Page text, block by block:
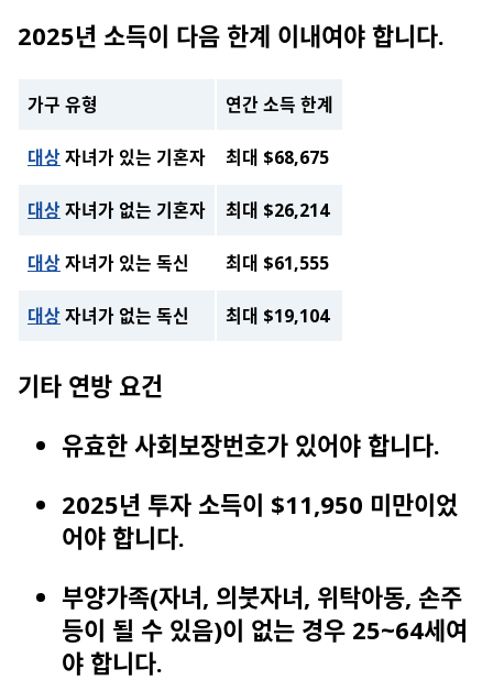
2025년 소득이 다음 한계 이내여야 합니다.
가구 유형 연간 소득 한계
대상 자녀가 있는 기혼자 최대 $68,675
대상 자녀가 없는 기혼자 최대 $26,214
대상 자녀가 있는 독신 최대 $61,555
대상 자녀가 없는 독신 최대 $19,104
기타 연방 요건
유효한 사회보장번호가 있어야 합니다.
2025년 투자 소득이 $11,950 미만이었
어야 합니다.
부양가족(자녀, 의붓자녀, 위탁아동, 손주
등이 될 수 있음)이 없는 경우 25~64세여
야 합니다.